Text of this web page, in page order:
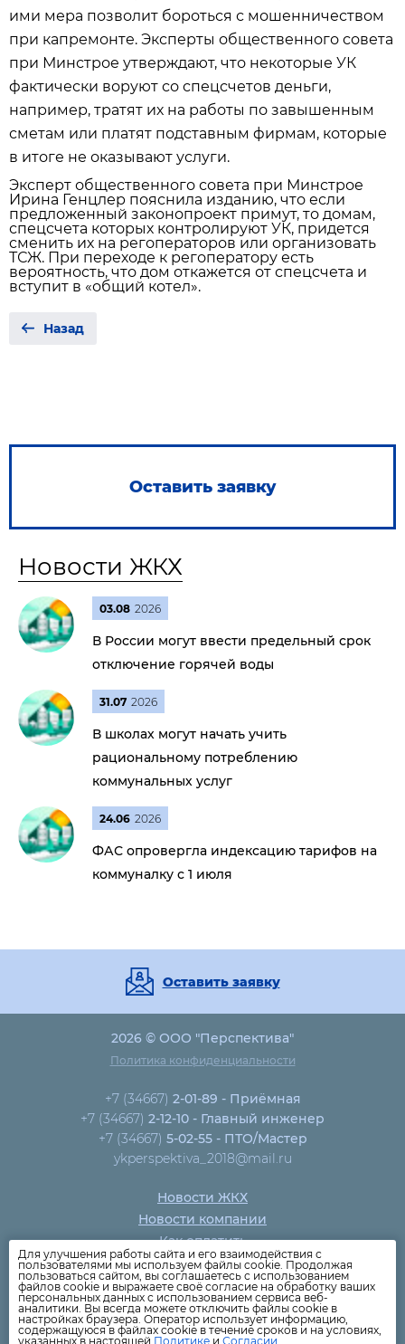
ими мера позволит бороться с мошенничеством
при капремонте. Эксперты общественного совета
при Минстрое утверждают, что некоторые УК
фактически воруют со спецсчетов деньги,
например, тратят их на работы по завышенным
сметам или платят подставным фирмам, которые
в итоге не оказывают услуги.
Эксперт общественного совета при Минстрое
Ирина Генцлер пояснила изданию, что если
предложенный законопроект примут, то домам,
спецсчета которых контролируют УК, придется
сменить их на регоператоров или организовать
ТСЖ. При переходе к регоператору есть
вероятность, что дом откажется от спецсчета и
вступит в «общий котел».
Назад
Оставить заявку
Новости ЖКХ
03.08 2026
В России могут ввести предельный срок
отключение горячей воды
31.07 2026
В школах могут начать учить
рациональному потреблению
коммунальных услуг
24.06 2026
ФАС опровергла индексацию тарифов на
коммуналку с 1 июля
Оставить заявку
2026 © ООО "Перспектива"
Политика конфиденциальности
+7 (34667) 2-01-89 - Приёмная
+7 (34667) 2-12-10 - Главный инженер
+7 (34667) 5-02-55 - ПТО/Мастер
ykperspektiva_2018@mail.ru
Новости ЖКХ
Новости компании
Как оплатить
Дома
Раскрытие информации
Вопросы
Для улучшения работы сайта и его взаимодействия с
пользователями мы используем файлы cookie. Продолжая
пользоваться сайтом, вы соглашаетесь с использованием
файлов cookie и выражаете своё согласие на обработку ваших
персональных данных с использованием сервиса веб-
аналитики. Вы всегда можете отключить файлы cookie в
настройках браузера. Оператор использует информацию,
содержащуюся в файлах cookie в течение сроков и на условиях,
указанных в настоящей Политике и Согласии